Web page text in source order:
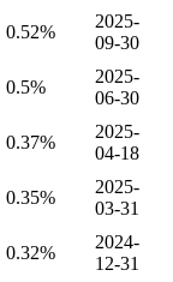
0.52%
2025-
09-30
0.5%
2025-
06-30
0.37%
2025-
04-18
0.35%
2025-
03-31
0.32%
2024-
12-31